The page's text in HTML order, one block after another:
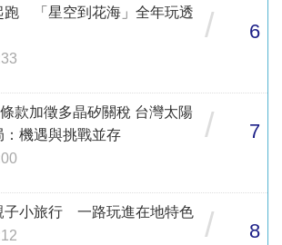
跑 「星空到花海」全年玩透
/ 6
款加徵多晶矽關稅 台灣太陽
機遇與挑戰並存
/ 7
子小旅行 一路玩進在地特色
/ 8